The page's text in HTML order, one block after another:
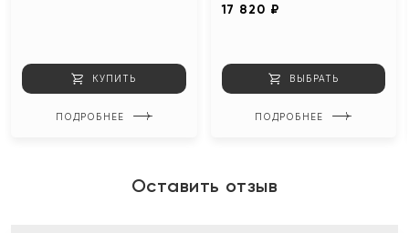
КУПИТЬ
ПОДРОБНЕЕ
17 820 ₽
ВЫБРАТЬ
ПОДРОБНЕЕ
Оставить отзыв